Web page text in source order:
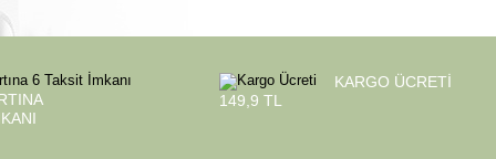
KARGO ÜCRETI
149,9 TL